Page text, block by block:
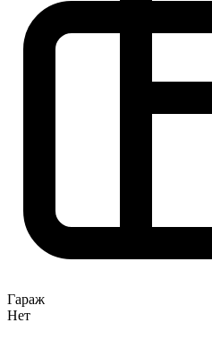
Гараж
Нет